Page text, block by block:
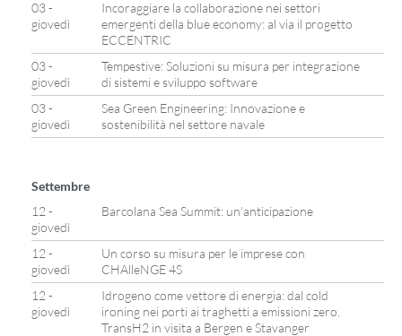
03 -
giovedì
Incoraggiare la collaborazione nei settori
emergenti della blue economy: al via il progetto
ECCENTRIC
03 -
giovedì
Tempestive: Soluzioni su misura per integrazione
di sistemi e sviluppo software
03 -
giovedì
Sea Green Engineering: Innovazione e
sostenibilità nel settore navale
Settembre
12 -
giovedì
Barcolana Sea Summit: un’anticipazione
12 -
giovedì
Un corso su misura per le imprese con
CHAlleNGE 4S
12 -
giovedì
Idrogeno come vettore di energia: dal cold
ironing nei porti ai traghetti a emissioni zero.
TransH2 in visita a Bergen e Stavanger